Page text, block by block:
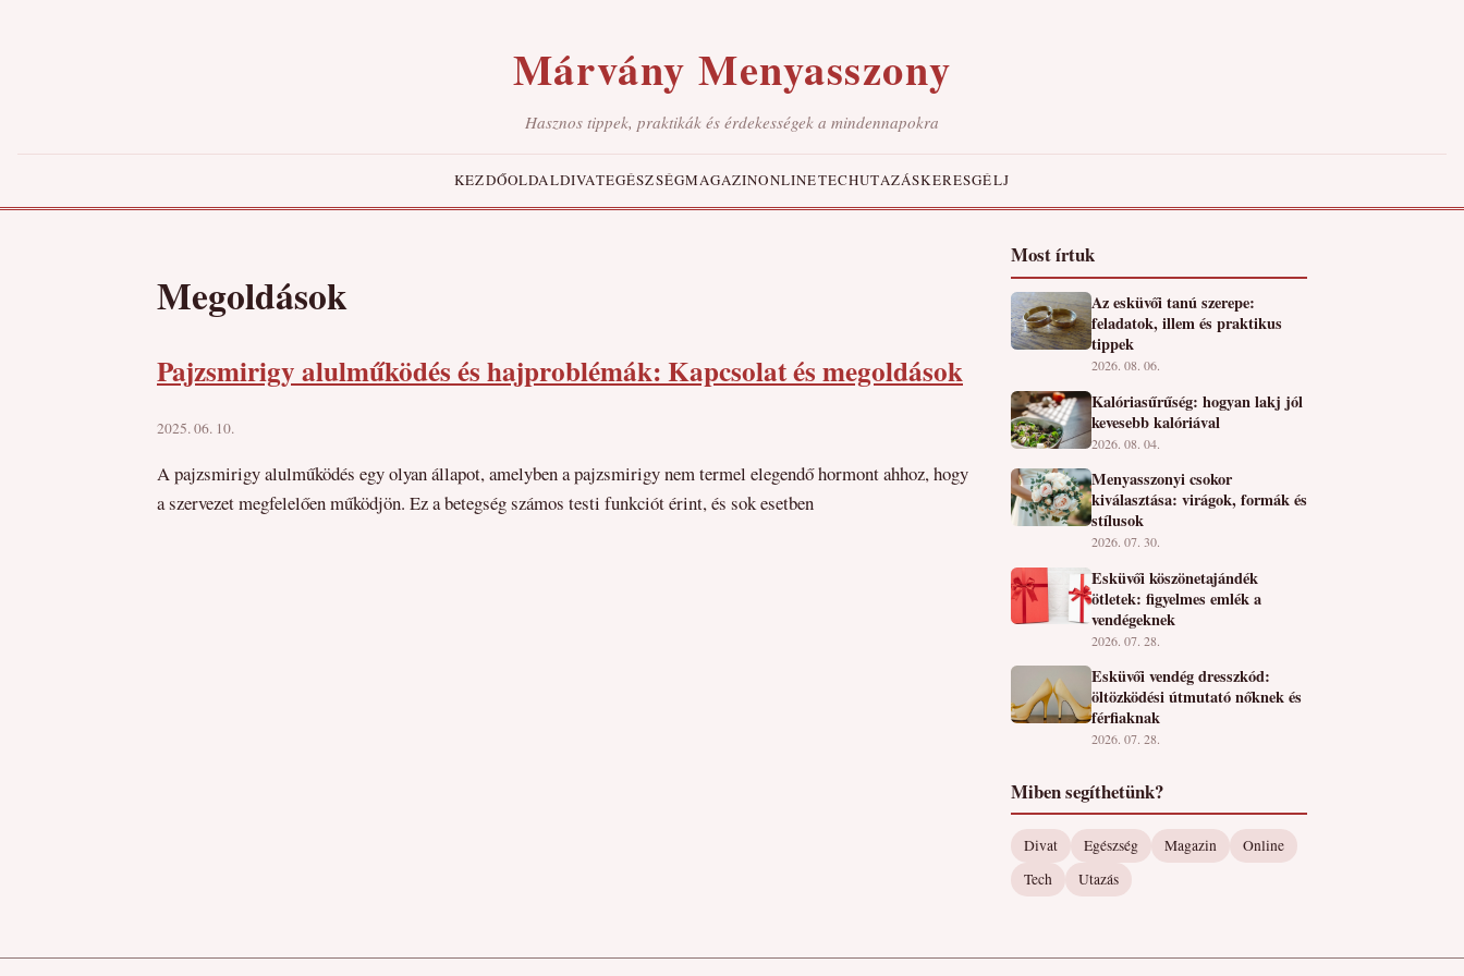
Márvány Menyasszony
Hasznos tippek, praktikák és érdekességek a mindennapokra
KEZDŐOLDALDIVATEGÉSZSÉGMAGAZINONLINETECHUTAZÁSKERESGÉLJ
Megoldások
Pajzsmirigy alulműködés és hajproblémák: Kapcsolat és megoldások
2025. 06. 10.
A pajzsmirigy alulműködés egy olyan állapot, amelyben a pajzsmirigy nem termel elegendő hormont ahhoz, hogy
a szervezet megfelelően működjön. Ez a betegség számos testi funkciót érint, és sok esetben
Most írtuk
Az esküvői tanú szerepe:
feladatok, illem és praktikus
tippek
2026. 08. 06.
Kalóriasűrűség: hogyan lakj jól
kevesebb kalóriával
2026. 08. 04.
Menyasszonyi csokor
kiválasztása: virágok, formák és
stílusok
2026. 07. 30.
Esküvői köszönetajándék
ötletek: figyelmes emlék a
vendégeknek
2026. 07. 28.
Esküvői vendég dresszkód:
öltözködési útmutató nőknek és
férfiaknak
2026. 07. 28.
Miben segíthetünk?
Divat Egészség Magazin
Online
Tech
Utazás